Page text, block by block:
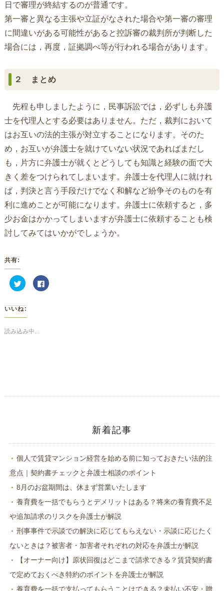
日で審理が終結するのが普通です。
第一審と異なる主張や立証がなされた場合や第一審の審理
に間違いがある可能性があると控訴審の裁判所が判断した
場合には，再度，証拠調べ等が行われる場合があります。
２ まとめ
先程も申しましたように，民事訴訟では，必ずしも弁護
士を代理人とする必要はありません。ただ，裁判において
はお互いの法的主張が対立することになります。そのた
め，お互いが弁護士を就けていない状況であればまだし
も，片方に弁護士が就くとどうしても知識と経験の面で大
きく差をつけられてしまいます。弁護士を代理人に就けれ
ば，判決と言う手段だけでなく和解など紛争そのものを有
利に進めことが可能になります。弁護士に依頼すると，多
少お金はかかってしまいますが弁護士に依頼することも検
討してみてはいかがでしょうか。
共有:
ク
リ
し
て
Twitter
共
有
開
Facebook
で
し
開
ま
す)
いいね:
読み込み中...
新着記事
個人で賃貸マンション経営を始める前に知っておきたい法的注
意点｜契約書チェックと弁護士相談のポイント
8月のお盆期間は、休まず営業いたします
養育費を一括でもらうとデメリットはある？将来の養育費不足
や追加請求のリスクを弁護士が解説
刑事事件で示談での解決に応じてもらえない・示談に応じたく
ないときは？被害者・加害者それぞれの対応を弁護士が解説
【オーナー向け】原状回復はどこまで請求できる？賃貸契約書
で定めておくべき特約のポイントを弁護士が解説
養育費を一括で支払ってもらうことはできる？未払い不安・贈